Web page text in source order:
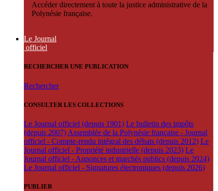
Accéder directement à toute la justice administrative de la
Polynésie française.
Le Journal
officiel
RECHERCHER UNE PUBLICATION
Rechercher
CONSULTER LES COLLECTIONS
Le Journal officiel (depuis 1901) Le bulletin des impôts
(depuis 2007) Assemblée de la Polynésie française - Journal
officiel - Compte-rendu intégral des débats (depuis 2012) Le
Journal officiel - Propriété industrielle (depuis 2023) Le
Journal officiel - Annonces et marchés publics (depuis 2024)
Le Journal officiel - Signatures électroniques (depuis 2026)
PUBLIER